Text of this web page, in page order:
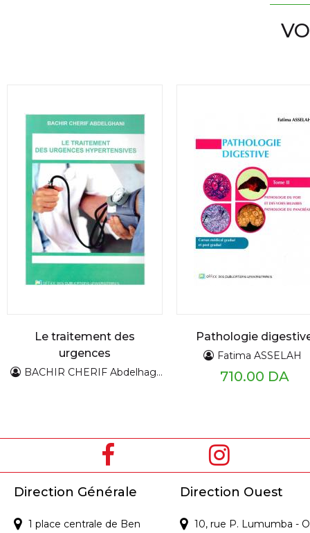
Le traitement des
urgences
hypertensives
BACHIR CHERIF Abdelhaghani
Pathologie
Fatima ASSELAH
710.00 DA
Direction Générale
1 place centrale de Ben
Direction Ouest
10, rue P. Lumumba -